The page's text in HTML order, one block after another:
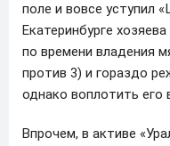
поле и вовсе уступил
Екатеринбурге
по времени владения
против 3) и гораздо
однако воплотить его
Впрочем, в активе